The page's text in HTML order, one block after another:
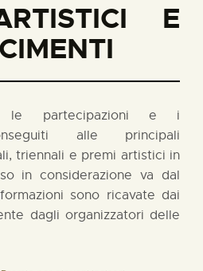
E
le partecipazioni e i
alle principali
triennali e premi artistici in
in considerazione va dal
sono ricavate dai
dagli organizzatori delle